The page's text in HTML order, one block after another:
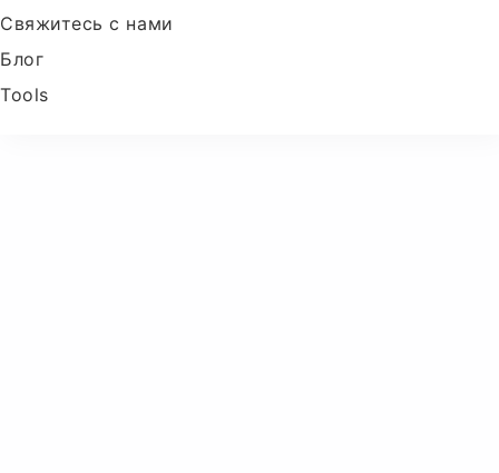
Свяжитесь с нами
Блог
Tools